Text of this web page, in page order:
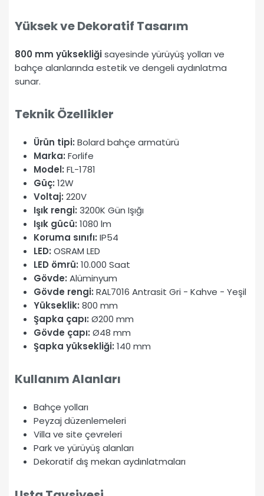
Yüksek ve Dekoratif Tasarım
800 mm yüksekliğisayesinde yürüyüş yolları ve
bahçe alanlarında estetik ve dengeli aydınlatma
sunar.
Teknik Özellikler
Ürün tipi: Bolard bahçe armatürü
Marka: Forlife
Model: FL-1781
Güç: 12W
Voltaj: 220V
Işık rengi: 3200K Gün Işığı
Işık gücü: 1080 lm
Koruma sınıfı: IP54
LED: OSRAM LED
LED ömrü: 10.000 Saat
Gövde: Alüminyum
Gövde rengi: RAL7016 Antrasit Gri - Kahve - Yeşil
Yükseklik: 800 mm
Şapka çapı: Ø200 mm
Gövde çapı: Ø48 mm
Şapka yüksekliği: 140 mm
Kullanım Alanları
Bahçe yolları
Peyzaj düzenlemeleri
Villa ve site çevreleri
Park ve yürüyüş alanları
Dekoratif dış mekan aydınlatmaları